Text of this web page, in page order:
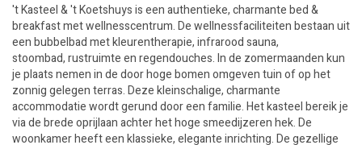
't Kasteel & 't Koetshuys is een authentieke, charmante bed &
breakfast met wellnesscentrum. De wellnessfaciliteiten bestaan uit
een bubbelbad met kleurentherapie, infrarood sauna,
stoombad, rustruimte en regendouches. In de zomermaanden kun
je plaats nemen in de door hoge bomen omgeven tuin of op het
zonnig gelegen terras. Deze kleinschalige, charmante
accommodatie wordt gerund door een familie. Het kasteel bereik je
via de brede oprijlaan achter het hoge smeedijzeren hek. De
woonkamer heeft een klassieke, elegante inrichting. De gezellige